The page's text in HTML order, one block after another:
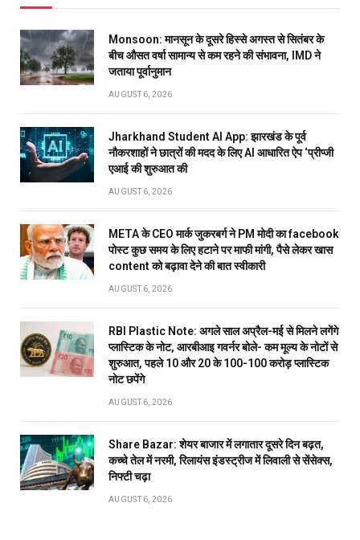
Monsoon: मानसून के दूसरे हिस्से अगस्त से सितंबर के
बीच औसत वर्षा सामान्य से कम रहने की संभावना, IMD ने
जताया पूर्वानुमान
AUGUST 6, 2026
Jharkhand Student AI App: झारखंड के पूर्व
नौकरशाहों ने छात्रों की मदद के लिए AI आधारित ऐप ‘प्रीप्जी
एआई की शुरुआत की
AUGUST 6, 2026
META के CEO मार्क जुकरबर्ग ने PM मोदी का facebook
पोस्ट कुछ समय के लिए हटाने पर माफी मांगी, पैसे लेकर खास
content को बढ़ावा देने की बात स्वीकारी
AUGUST 6, 2026
RBI Plastic Note: अगले साल अप्रैल-मई से मिलने लगेंगे
प्लास्टिक के नोट, आरबीआइ गवर्नर बोले- कम मूल्य के नोटों से
शुरुआत, पहले 10 और 20 के 100-100 करोड़ प्लास्टिक
नोट छपेंगे
AUGUST 6, 2026
Share Bazar: शेयर बाजार में लगातार दूसरे दिन बढ़त,
कच्चे तेल में नरमी, रिलायंस इंडस्ट्रीज में लिवाली से सेंसेक्स,
निफ्टी चढ़ा
AUGUST 6, 2026